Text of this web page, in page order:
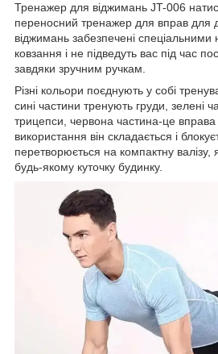
Тренажер для віджимань JT-006
переносний тренажер для вправ для
віджимань забезпечені
ковзання і не підведуть вас під час
завдяки зручним ручкам.
Різні кольори поєднують у собі
сині частини тренують груди, зелені
трицепси, червона частина-це вправа
використання він складається і
перетворюється на компактну валізу,
будь-якому куточку будинку.